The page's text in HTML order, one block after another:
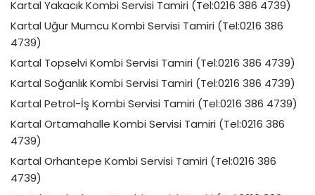
Kartal Yakacık Kombi Servisi Tamiri (Tel:0216 386 4739)
Kartal Uğur Mumcu Kombi Servisi Tamiri (Tel:0216 386
4739)
Kartal Topselvi Kombi Servisi Tamiri (Tel:0216 386 4739)
Kartal Soğanlık Kombi Servisi Tamiri (Tel:0216 386 4739)
Kartal Petrol-İş Kombi Servisi Tamiri (Tel:0216 386 4739)
Kartal Ortamahalle Kombi Servisi Tamiri (Tel:0216 386
4739)
Kartal Orhantepe Kombi Servisi Tamiri (Tel:0216 386
4739)